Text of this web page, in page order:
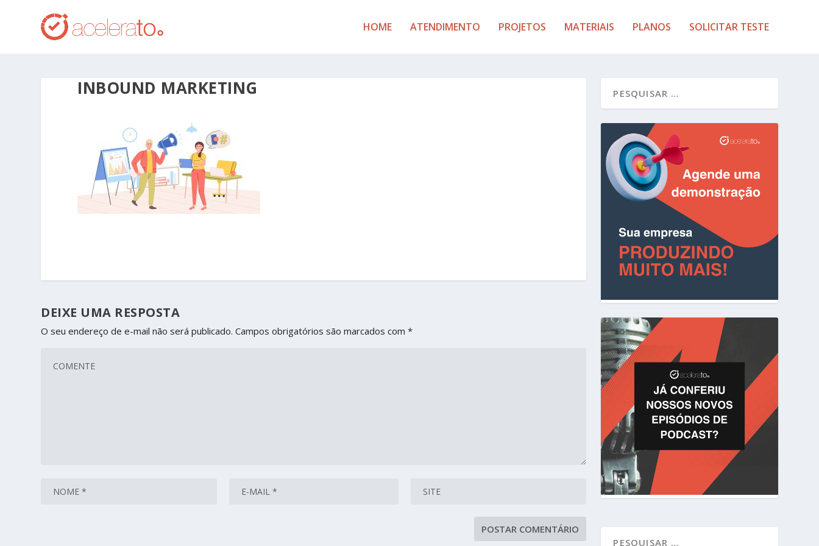
HOME ATENDIMENTO PROJETOS MATERIAIS PLANOS SOLICITAR TESTE
INBOUND MARKETING
DEIXE UMA RESPOSTA
O seu endereço de e-mail não será publicado. Campos obrigatórios são marcados com*